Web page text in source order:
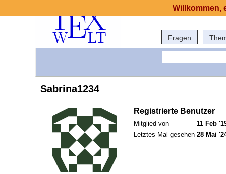
Fragen
Sabrina1234
Registrierte Benutzer
Mitglied von
11 Feb
Letztes Mal gesehen 28 Mai
Willkommen,